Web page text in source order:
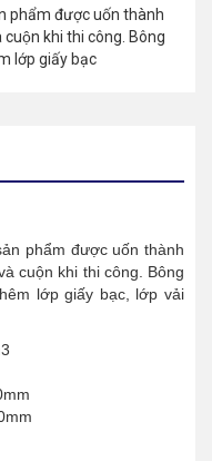
phẩm được uốn thành
khi thi công. Bông
lớp giấy bạc
phẩm được uốn thành
cuộn khi thi công. Bông
lớp giấy bạc, lớp vải